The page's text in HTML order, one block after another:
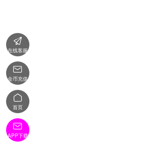

在线客服

金币充值

首页

APP下载